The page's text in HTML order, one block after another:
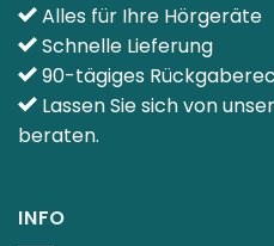
Alles für Ihre Hörgeräte
Schnelle Lieferung
90-tägiges
Lassen Sie sich von
beraten.
INFO